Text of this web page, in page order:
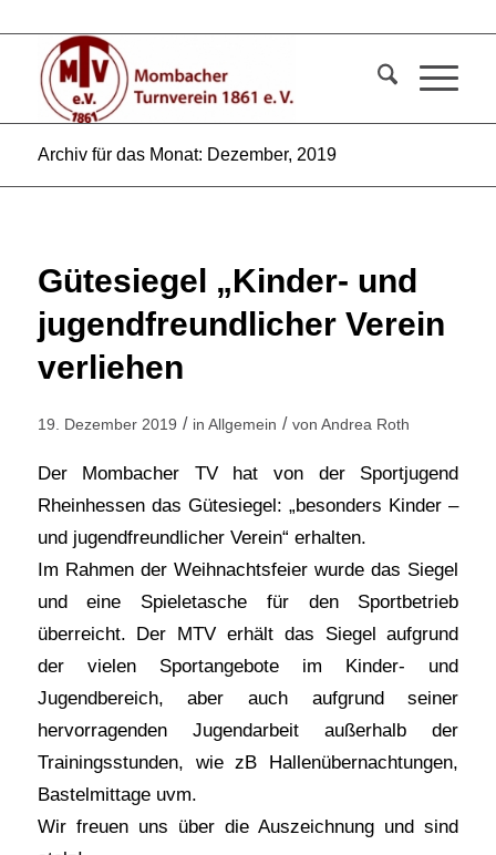
Archiv für das Monat: Dezember, 2019
Gütesiegel „Kinder- und
jugendfreundlicher Verein
verliehen
19. Dezember 2019 / in Allgemein / von Andrea Roth
Der Mombacher TV hat von der Sportjugend
Rheinhessen das Gütesiegel: „besonders Kinder –
und jugendfreundlicher Verein“ erhalten.
Im Rahmen der Weihnachtsfeier wurde das Siegel
und eine Spieletasche für den Sportbetrieb
überreicht. Der MTV erhält das Siegel aufgrund
der vielen Sportangebote im Kinder- und
Jugendbereich, aber auch aufgrund seiner
hervorragenden Jugendarbeit außerhalb der
Trainingsstunden, wie zB Hallenübernachtungen,
Bastelmittage uvm.
Wir freuen uns über die Auszeichnung und sind